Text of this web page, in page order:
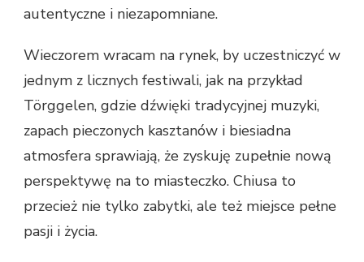
autentyczne i niezapomniane.
Wieczorem wracam na rynek, by uczestniczyć w
jednym z licznych festiwali, jak na przykład
Törggelen, gdzie dźwięki tradycyjnej muzyki,
zapach pieczonych kasztanów i biesiadna
atmosfera sprawiają, że zyskuję zupełnie nową
perspektywę na to miasteczko. Chiusa to
przecież nie tylko zabytki, ale też miejsce pełne
pasji i życia.